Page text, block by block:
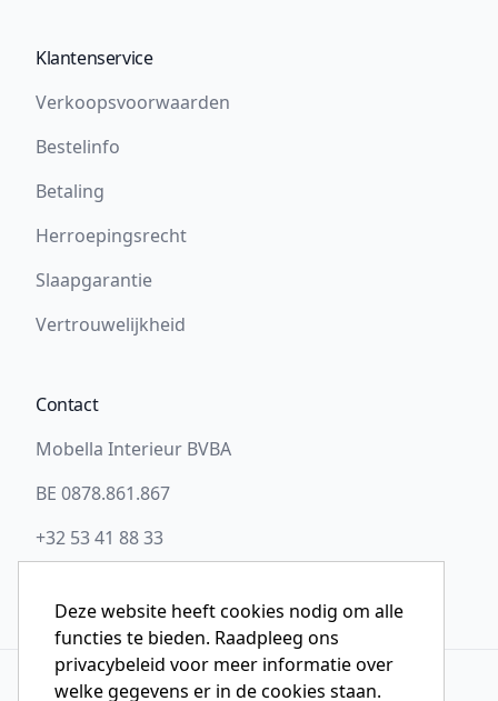
Klantenservice
Verkoopsvoorwaarden
Bestelinfo
Betaling
Herroepingsrecht
Slaapgarantie
Vertrouwelijkheid
Contact
Mobella Interieur BVBA
BE 0878.861.867
+32 53 41 88 33
Deze website heeft cookies nodig om alle
functies te bieden. Raadpleeg ons
privacybeleid voor meer informatie over
welke gegevens er in de cookies staan.